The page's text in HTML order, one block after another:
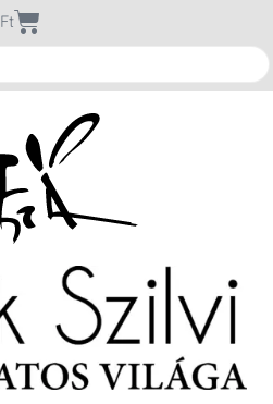
Ft